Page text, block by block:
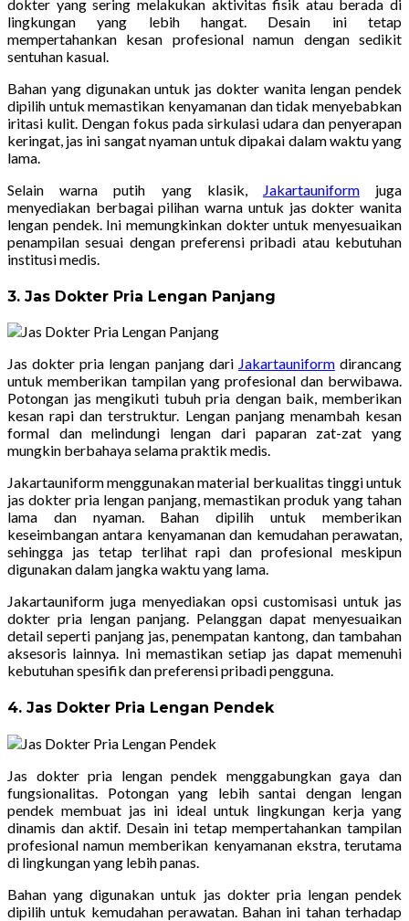
dokter yang sering melakukan aktivitas fisik atau berada di
lingkungan yang lebih hangat. Desain ini tetap
mempertahankan kesan profesional namun dengan sedikit
sentuhan kasual.
Bahan yang digunakan untuk jas dokter wanita lengan pendek
dipilih untuk memastikan kenyamanan dan tidak menyebabkan
iritasi kulit. Dengan fokus pada sirkulasi udara dan penyerapan
keringat, jas ini sangat nyaman untuk dipakai dalam waktu yang
lama.
Selain warna putih yang klasik,
Jakartauniformjuga
menyediakan berbagai pilihan warna untuk jas dokter wanita
lengan pendek. Ini memungkinkan dokter untuk menyesuaikan
penampilan sesuai dengan preferensi pribadi atau kebutuhan
institusi medis.
3. Jas Dokter Pria Lengan Panjang
Jas dokter pria lengan panjang dari Jakartauniformdirancang
untuk memberikan tampilan yang profesional dan berwibawa.
Potongan jas mengikuti tubuh pria dengan baik, memberikan
kesan rapi dan terstruktur. Lengan panjang menambah kesan
formal dan melindungi lengan dari paparan zat-zat yang
mungkin berbahaya selama praktik medis.
Jakartauniform menggunakan material berkualitas tinggi untuk
jas dokter pria lengan panjang, memastikan produk yang tahan
lama dan nyaman. Bahan dipilih untuk memberikan
keseimbangan antara kenyamanan dan kemudahan perawatan,
sehingga jas tetap terlihat rapi dan profesional meskipun
digunakan dalam jangka waktu yang lama.
Jakartauniform juga menyediakan opsi customisasi untuk jas
dokter pria lengan panjang. Pelanggan dapat menyesuaikan
detail seperti panjang jas, penempatan kantong, dan tambahan
aksesoris lainnya. Ini memastikan setiap jas dapat memenuhi
kebutuhan spesifik dan preferensi pribadi pengguna.
4. Jas Dokter Pria Lengan Pendek
Jas dokter pria lengan pendek menggabungkan gaya dan
fungsionalitas. Potongan yang lebih santai dengan lengan
pendek membuat jas ini ideal untuk lingkungan kerja yang
dinamis dan aktif. Desain ini tetap mempertahankan tampilan
profesional namun memberikan kenyamanan ekstra, terutama
di lingkungan yang lebih panas.
Bahan yang digunakan untuk jas dokter pria lengan pendek
dipilih untuk kemudahan perawatan. Bahan ini tahan terhadap